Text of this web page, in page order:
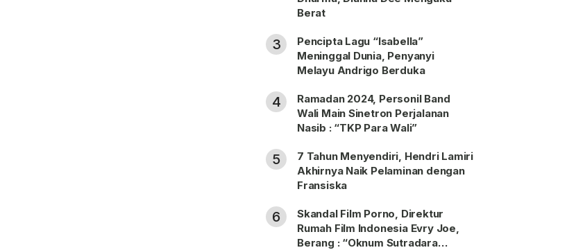
Berat
3
Pencipta Lagu “Isabella”
Meninggal Dunia, Penyanyi
Melayu Andrigo Berduka
4
Ramadan 2024, Personil Band
Wali Main Sinetron Perjalanan
Nasib : “TKP Para Wali”
5
7 Tahun Menyendiri, Hendri Lamiri
Akhirnya Naik Pelaminan dengan
Fransiska
6
Skandal Film Porno, Direktur
Rumah Film Indonesia Evry Joe,
Berang : “Oknum Sutradara